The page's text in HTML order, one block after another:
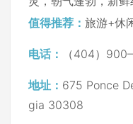
值得推荐： 旅游+休
电话： （404）
地址： 675 Ponce
gia 30308